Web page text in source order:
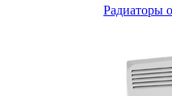
Радиаторы